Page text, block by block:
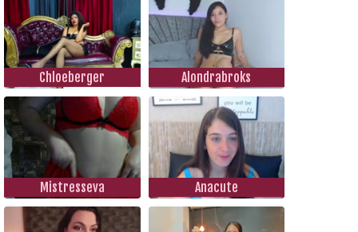
Chloeberger Alondrabroks
Mistresseva Anacute